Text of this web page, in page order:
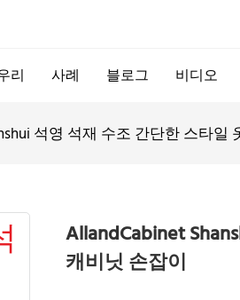
리 사례 블로그 비디오
석영 석재 수조 간단한 스타일
AllandCabinet
캐비닛 손잡이